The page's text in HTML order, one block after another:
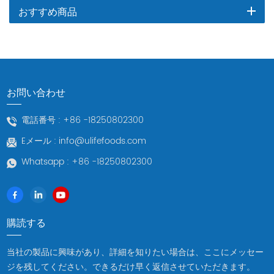
おすすめ商品
お問い合わせ
電話番号 : +86 -18250802300
Eメール : info@ulifefoods.com
Whatsapp : +86 -18250802300
購読する
当社の製品に興味があり、詳細を知りたい場合は、ここにメッセー
ジを残してください。できるだけ早く返信させていただきます。